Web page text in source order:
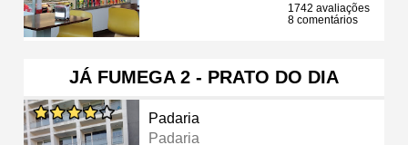
1742 avaliações
8 comentários
JÁ FUMEGA 2 - PRATO DO DIA
Padaria
Padaria